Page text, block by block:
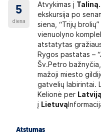
5
diena
Atvykimas į Taliną.
ekskursija po
siena, “Trijų
vienuolyno
atstatytas
Rygos pastatas –
Šv.Petro
mažoji miesto
gatvelių labirintai.
Kelionė per Latviją
į Lietuvą
Atstumas